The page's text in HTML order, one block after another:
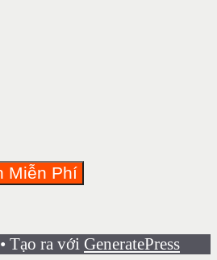
• Tạo ra với GeneratePress